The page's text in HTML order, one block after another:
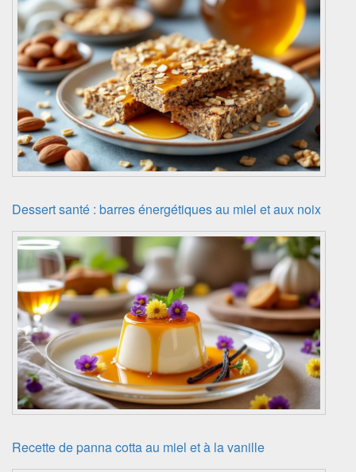
Dessert santé : barres énergétiques au miel et aux noix
Recette de panna cotta au miel et à la vanille